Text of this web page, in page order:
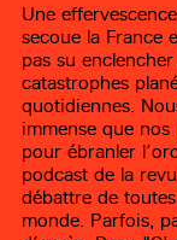
Une
secoue la France
pas su
catastrophes
quotidiennes.
immense que
pour ébranler
podcast de la
débattre de
monde. Parfois,